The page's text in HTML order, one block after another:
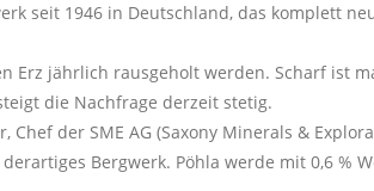
seit 1946 in Deutschland, das komplett
Erz jährlich rausgeholt werden. Scharf ist
die Nachfrage derzeit stetig.
der SME AG (Saxony Minerals &
Bergwerk. Pöhla werde mit 0,6 %